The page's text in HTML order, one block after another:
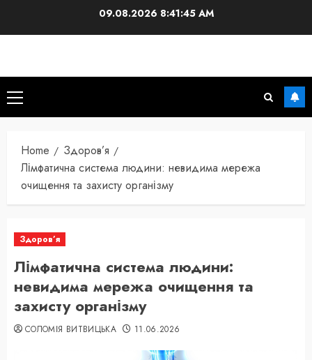
09.08.2026 8:41:46 AM
Primary
Menu
Home
Здоров’я
Лімфатична система людини: невидима мережа
очищення та захисту організму
Здоров’я
Лімфатична система людини:
невидима мережа очищення та
захисту організму
СОЛОМІЯ ВИТВИЦЬКА 11.06.2026